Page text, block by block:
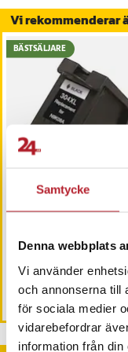
Samtycke
Denna webbplats
Vi använder
och annonserna till
för sociala medier
vidarebefordrar
information från
DESKJET 2549
DESKJET 2550
DESKJET 3000
DESKJET 3050
DESKJET 3050 SE
DESKJET 3050 VE
DESKJET 3050A
DESKJET 3052
DESKJET 3052A
DESKJET 3054
DESKJET 3054A
DESKJET 3055
DESKJET 3056 A
DESKJET 3057A
DESKJET 3059A
ENVY 4500
ENVY 4500 E-ALL-IN-
ENVY 4501 E-ALL-IN-
Vi rekommenderar
BÄSTSÄLJARE
Bläckpatron HP 304 XL
N9K08AE - Svart
Pris:149 kr
149 kr
I lager, levereras inom
Köp